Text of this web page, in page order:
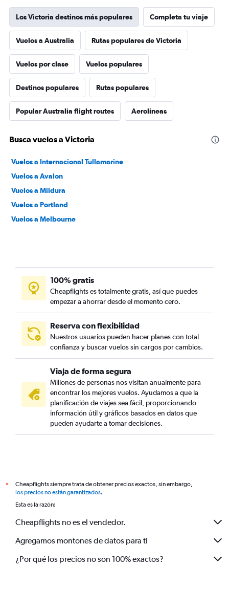
Los Victoria destinos más populares Completa tu viaje
Vuelos a Australia Rutas populares de Victoria
Vuelos por clase Vuelos populares
Destinos populares Rutas populares
Popular Australia flight routes Aerolíneas
Busca vuelos a Victoria
Vuelos a Internacional Tullamarine
Vuelos a Avalon
Vuelos a Mildura
Vuelos a Portland
Vuelos a Melbourne
100% gratis
Cheapflights es totalmente gratis, así que puedes
empezar a ahorrar desde el momento cero.
Reserva con flexibilidad
Nuestros usuarios pueden hacer planes con total
confianza y buscar vuelos sin cargos por cambios.
Viaja de forma segura
Millones de personas nos visitan anualmente para
encontrar los mejores vuelos. Ayudamos a que la
planificación de viajes sea fácil, proporcionando
información útil y gráficos basados en datos que
pueden ayudarte a tomar decisiones.
*
Cheapflights siempre trata de obtener precios exactos, sin embargo,
los precios no están garantizados.
Esta es la razón:
Cheapflights no es el vendedor.
Agregamos montones de datos para ti
¿Por qué los precios no son 100% exactos?